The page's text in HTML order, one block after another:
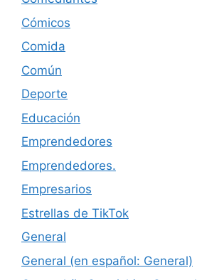
Cómicos
Comida
Común
Deporte
Educación
Emprendedores
Emprendedores.
Empresarios
Estrellas de TikTok
General
General (en español: General)